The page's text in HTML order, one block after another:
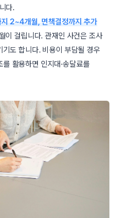
다.
2~4개월, 면책결정까지 추가
이 걸립니다. 관재인 사건은 조사
도 합니다. 비용이 부담될 경우
활용하면 인지대·송달료를